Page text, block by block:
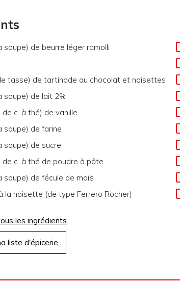
soupe) de beurre léger ramolli
tasse) de tartinade au chocolat et noisettes
soupe) de lait 2%
de c. à thé) de vanille
soupe) de farine
soupe) de sucre
de c. à thé de poudre à pâte
soupe) de fécule de maïs
la noisette (de type Ferrero Rocher)
les ingrédients
liste d'épicerie